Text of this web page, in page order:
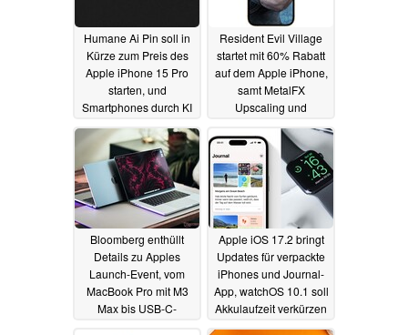
Humane Ai Pin soll in
Kürze zum Preis des
Apple iPhone 15 Pro
starten, und
Smartphones durch KI
30.10.2023
Resident Evil Village
startet mit 60% Rabatt
auf dem Apple iPhone,
samt MetalFX
Upscaling und
30.10.2023
Bloomberg enthüllt
Details zu Apples
Launch-Event, vom
MacBook Pro mit M3
Max bis USB-C-
Apple iOS 17.2 bringt
Updates für verpackte
iPhones und Journal-
App, watchOS 10.1 soll
Akkulaufzeit verkürzen
27.10.2023